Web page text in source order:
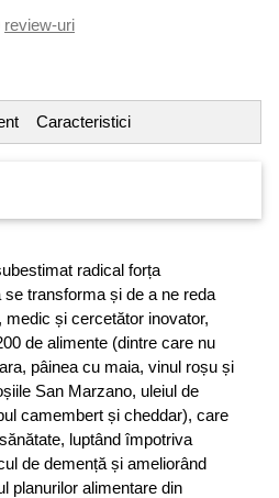
review-uri
Caracteristici
radical forța
transforma și de a ne reda
medic și cercetător inovator,
de alimente (dintre care nu
pâinea cu maia, vinul roșu și
San Marzano, uleiul de
camembert și cheddar), care
luptând împotriva
de demență și ameliorând
planurilor alimentare din